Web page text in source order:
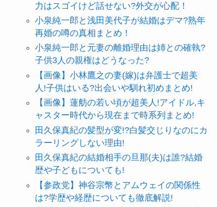
力はスゴイけど話せない?外交が心配！
小泉純一郎と浅田美代子が結婚はデマ?熟年
再婚の噂の真相まとめ！
小泉純一郎と元妻の離婚理由は姉との確執?
子供3人の親権はどうなった?
【画像】小林鷹之の妻(嫁)は弁護士で超美
人!子供はいる?出会いや馴れ初めまとめ!
【画像】蓮舫の若い頃が超美人!アイドル,キ
ャスター時代から現在まで時系列まとめ!
田久保真紀の髪型が変!?白髪交じりなのにカ
ラーリングしない理由!
田久保真紀の結婚相手の旦那(夫)は誰?結婚
歴や子どもについても!
【参政党】神谷宗幣とアムウェイの関係性
は?学歴や経歴についても徹底解説!